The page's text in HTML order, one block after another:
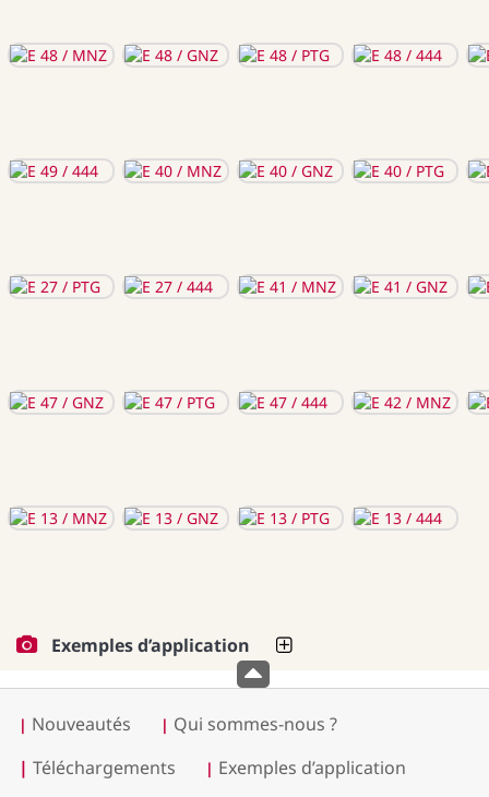
Exemples d’application
| Nouveautés | Qui sommes-nous ?
| Téléchargements | Exemples d’application